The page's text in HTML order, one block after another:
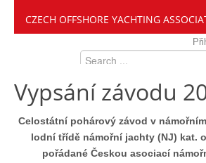
CZECH OFFSHORE YACHTING
Vypsání závodu
Celostátní pohárový závod v
lodní třídě námořní jachty (NJ) kat.
pořádané Českou asociací